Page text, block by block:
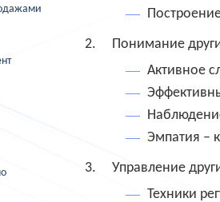
Понимание
Активное
Эмпатия –
Управление
Техники